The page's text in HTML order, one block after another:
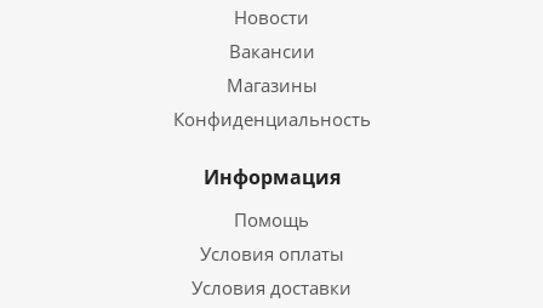
Новости
Вакансии
Магазины
Конфиденциальность
Информация
Помощь
Условия оплаты
Условия доставки